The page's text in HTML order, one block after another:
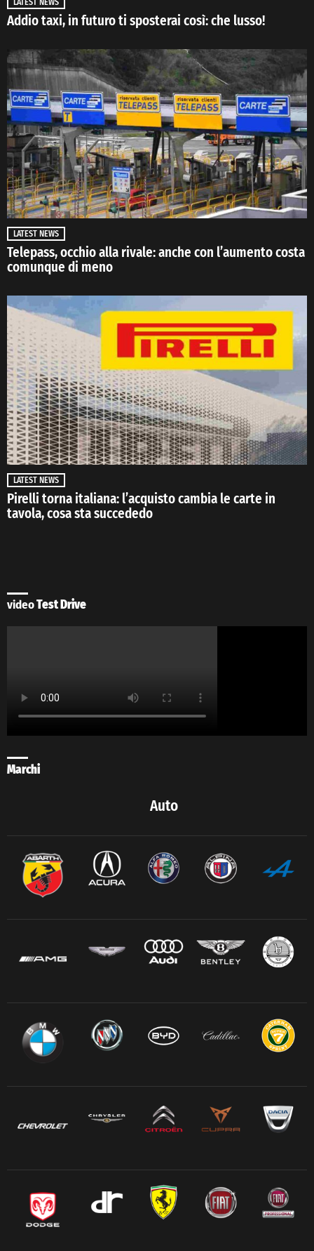
LATEST NEWS
Addio taxi, in futuro ti sposterai così: che lusso!
LATEST NEWS
Telepass, occhio alla rivale: anche con l’aumento costa
comunque di meno
LATEST NEWS
Pirelli torna italiana: l’acquisto cambia le carte in
tavola, cosa sta succededo
videoTest Drive
Marchi
Auto